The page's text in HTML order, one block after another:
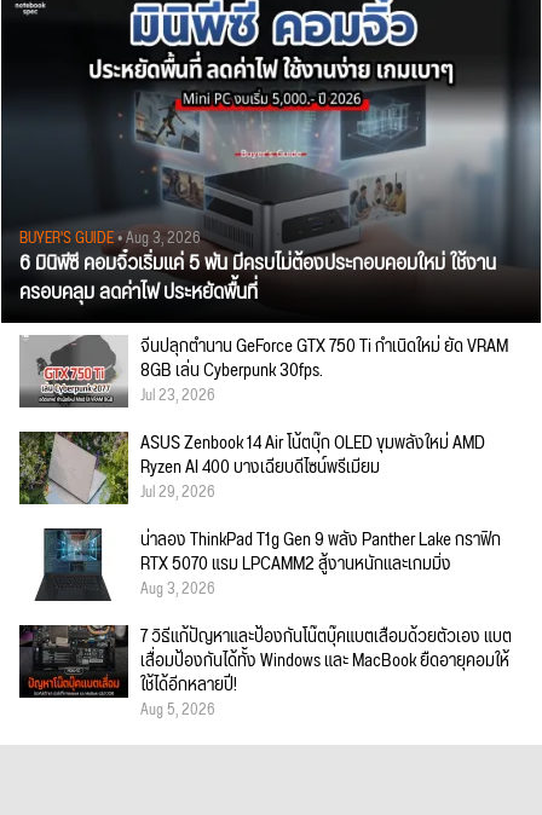
BUYER'S GUIDE• Aug 3, 2026
6 มินิพีซี คอมจิ๋วเริ่มแค่ 5 พัน มีครบไม่ต้องประกอบคอมใหม่ ใช้งาน
ครอบคลุม ลดค่าไฟ ประหยัดพื้นที่
จีนปลุกตำนาน GeForce GTX 750 Ti กำเนิดใหม่ ยัด VRAM
8GB เล่น Cyberpunk 30fps.
Jul 23, 2026
ASUS Zenbook 14 Air โน้ตบุ๊ก OLED ขุมพลังใหม่ AMD
Ryzen AI 400 บางเฉียบดีไซน์พรีเมียม
Jul 29, 2026
น่าลอง ThinkPad T1g Gen 9 พลัง Panther Lake กราฟิก
RTX 5070 แรม LPCAMM2 สู้งานหนักและเกมมิ่ง
Aug 3, 2026
7 วิธีแก้ปัญหาและป้องกันโน๊ตบุ๊คแบตเสื่อมด้วยตัวเอง แบต
เสื่อมป้องกันได้ทั้ง Windows และ MacBook ยืดอายุคอมให้
ใช้ได้อีกหลายปี!
Aug 5, 2026